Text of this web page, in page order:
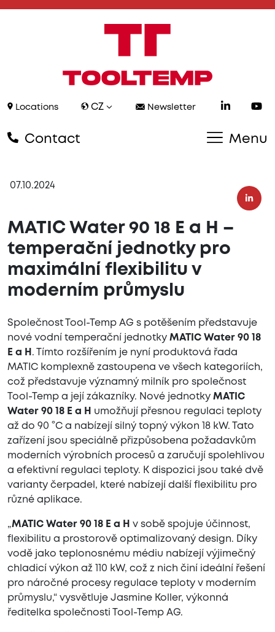
Locations CZ Newsletter
Contact Menu
07.10.2024
MATIC Water 90 18 E a H –
temperační jednotky pro
maximální flexibilitu v
moderním průmyslu
Společnost Tool-Temp AG s potěšením představuje
nové vodní temperační jednotky MATIC Water 90 18
E a H . Tímto rozšířením je nyní produktová řada
MATIC komplexně zastoupena ve všech kategoriích,
což představuje významný milník pro společnost
Tool-Temp a její zákazníky. Nové jednotky MATIC
Water 90 18 E a H umožňují přesnou regulaci teploty
až do 90 °C a nabízejí silný topný výkon 18 kW. Tato
zařízení jsou speciálně přizpůsobena požadavkům
moderních výrobních procesů a zaručují spolehlivou
a efektivní regulaci teploty. K dispozici jsou také dvě
varianty čerpadel, které nabízejí další flexibilitu pro
různé aplikace.
„MATIC Water 90 18 E a H v sobě spojuje účinnost,
flexibilitu a prostorově optimalizovaný design. Díky
vodě jako teplonosnému médiu nabízejí výjimečný
chladicí výkon až 110 kW, což z nich činí ideální řešení
pro náročné procesy regulace teploty v moderním
průmyslu,“ vysvětluje Jasmine Koller, výkonná
ředitelka společnosti Tool-Temp AG.